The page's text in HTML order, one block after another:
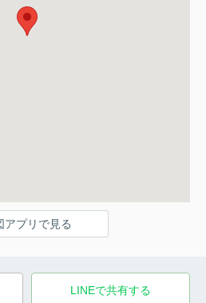
アプリで見る
LINEで共有する